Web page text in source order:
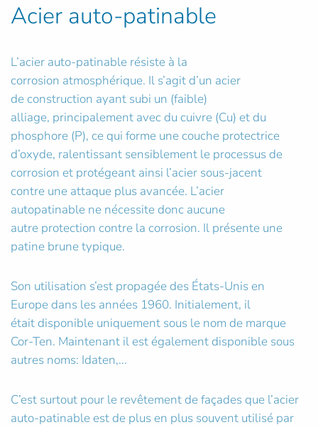
Acier auto-patinable
L’acier auto-patinable résiste à la
corrosion atmosphérique. Il s’agit d’un acier
de construction ayant subi un (faible)
alliage, principalement avec du cuivre (Cu) et du
phosphore (P), ce qui forme une couche protectrice
d’oxyde, ralentissant sensiblement le processus de
corrosion et protégeant ainsi l’acier sous-jacent
contre une attaque plus avancée. L’acier
autopatinable ne nécessite donc aucune
autre protection contre la corrosion. Il présente une
patine brune typique.
Son utilisation s’est propagée des États-Unis en
Europe dans les années 1960. Initialement, il
était disponible uniquement sous le nom de marque
Cor-Ten. Maintenant il est également disponible sous
autres noms: Idaten,...
C’est surtout pour le revêtement de façades que l’acier
auto-patinable est de plus en plus souvent utilisé par